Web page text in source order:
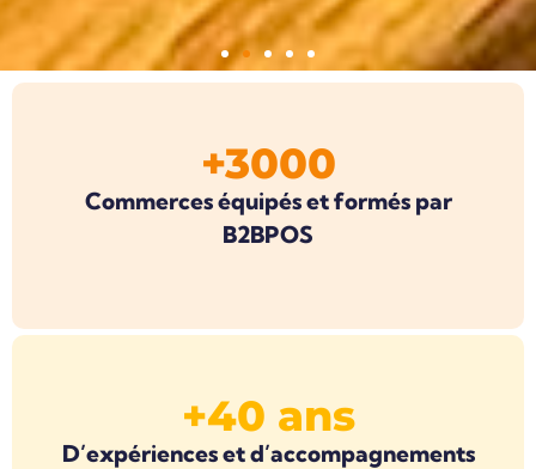
+3000
Commerces équipés et formés par
B2BPOS
+40 ans
D’expériences et d’accompagnements